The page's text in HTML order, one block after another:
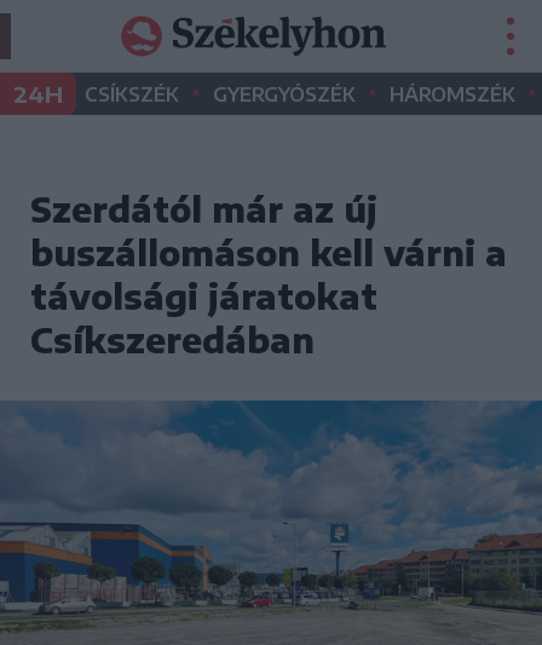
24H CSÍKSZÉK • GYERGYÓSZÉK • HÁROMSZÉK •
Szerdától már az új
buszállomáson kell várni a
távolsági járatokat
Csíkszeredában